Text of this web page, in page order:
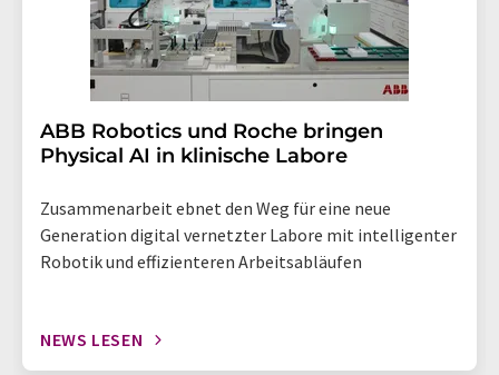
​​​​​​​ABB Robotics und Roche bringen
Physical AI in klinische Labore
Zusammenarbeit ebnet den Weg für eine neue
Generation digital vernetzter Labore mit intelligenter
Robotik und effizienteren Arbeitsabläufen
NEWS LESEN